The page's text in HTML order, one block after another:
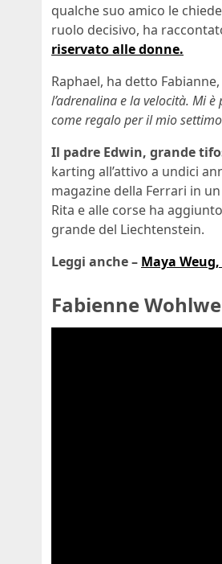
qualche suo amico le
ruolo decisivo, ha
riservato alle donne.
Raphael, ha detto Fabianne,
l’adrenalina e la velocità. Mi
come regalo per il mio
Il padre Edwin, grande
karting all’attivo a undici
magazine della Ferrari in
Rita e alle corse ha aggiunto
grande del Liechtenstein.
Leggi anche – Maya
Fabienne